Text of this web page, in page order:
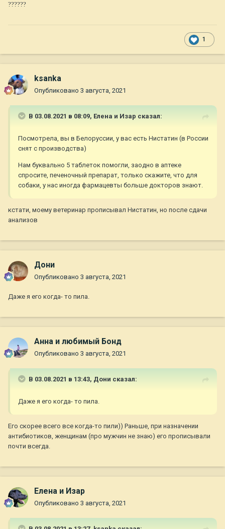
??????
1
ksanka
Опубликовано 3 августа, 2021
В 03.08.2021 в 08:09, Елена и Изар сказал:
Посмотрела, вы в Белоруссии, у вас есть Нистатин (в России
снят с производства)
Нам буквально 5 таблеток помогли, заодно в аптеке
спросите, печеночный препарат, только скажите, что для
собаки, у нас иногда фармацевты больше докторов знают.
кстати, моему ветеринар прописывал Нистатин, но после сдачи
анализов
Дони
Опубликовано 3 августа, 2021
Даже я его когда- то пила.
Анна и любимый Бонд
Опубликовано 3 августа, 2021
В 03.08.2021 в 13:43, Дони сказал:
Даже я его когда- то пила.
Его скорее всего все когда-то пили)) Раньше, при назначении
антибиотиков, женщинам (про мужчин не знаю) его прописывали
почти всегда.
Елена и Изар
Опубликовано 3 августа, 2021